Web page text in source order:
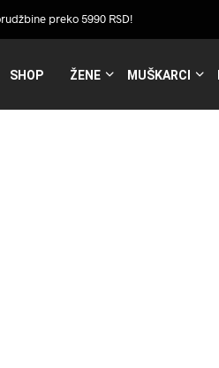
preko 5990 RSD!
SHOP ŽENE MUŠKARCI